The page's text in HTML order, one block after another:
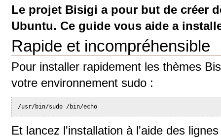
Le projet Bisigi a pour but de créer
Ubuntu. Ce guide vous aide a
Rapide et incompréhensible
Pour installer rapidement les thèmes
votre environnement sudo :
/usr/bin/sudo /bin/echo
Et lancez l'installation à l'aide des